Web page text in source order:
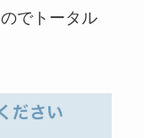
でトータル